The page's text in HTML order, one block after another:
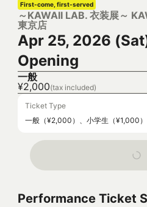
First-come, first-served
～KAWAII LAB. 衣装展～
東京店
Apr 25, 2026
Opening
一般
¥2,000(tax included)
Ticket Type
一般（¥2,000）、小学生（¥1,000）
Performance Ticket